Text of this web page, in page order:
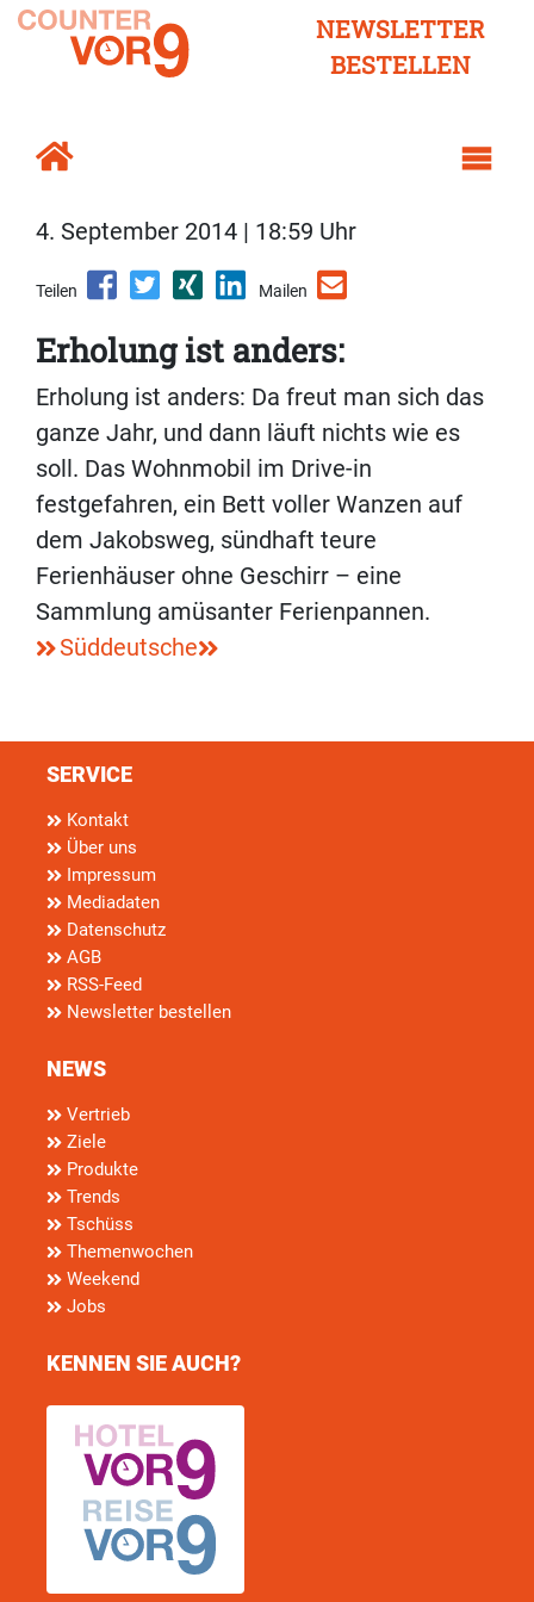
NEWSLETTER
BESTELLEN
4. September 2014 | 18:59 Uhr
Teilen Mailen
Erholung ist anders:
Erholung ist anders: Da freut man sich das
ganze Jahr, und dann läuft nichts wie es
soll. Das Wohnmobil im Drive-in
festgefahren, ein Bett voller Wanzen auf
dem Jakobsweg, sündhaft teure
Ferienhäuser ohne Geschirr – eine
Sammlung amüsanter Ferienpannen.
Süddeutsche
SERVICE
Kontakt
Über uns
Impressum
Mediadaten
Datenschutz
AGB
RSS-Feed
Newsletter bestellen
NEWS
Vertrieb
Ziele
Produkte
Trends
Tschüss
Themenwochen
Weekend
Jobs
KENNEN SIE AUCH?